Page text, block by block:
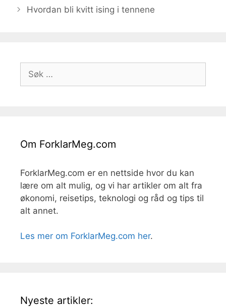
Hvordan bli kvitt ising i tennene
etter:
Om ForklarMeg.com
ForklarMeg.com er en nettside hvor du kan
lære om alt mulig, og vi har artikler om alt fra
økonomi, reisetips, teknologi og råd og tips til
alt annet.
Les mer om ForklarMeg.com her.
Nyeste artikler: